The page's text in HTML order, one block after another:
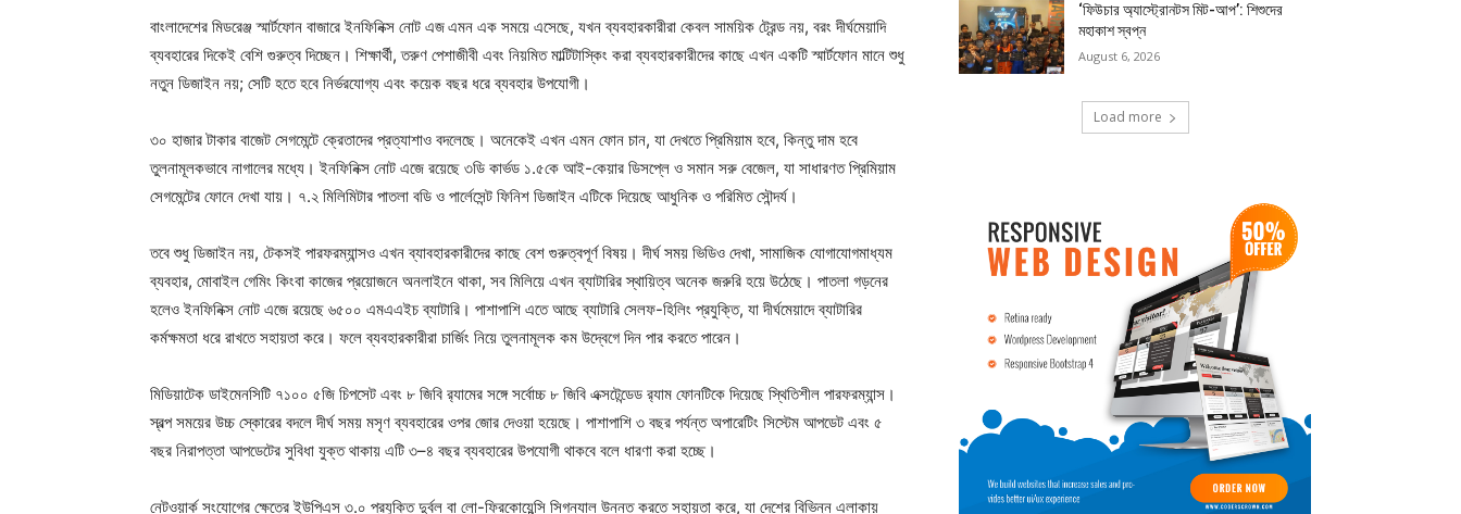
বাংলাদেশের মিডরেঞ্জ স্মার্টফোন বাজারে ইনফিনিক্স নোট এজএমন এক সময়ে এসেছে, যখন ব্যবহারকারীরা কেবল সাময়িক ট্রেন্ড নয়, বরং দীর্ঘমেয়াদি
ব্যবহারের দিকেই বেশি গুরুত্ব দিচ্ছেন। শিক্ষার্থী, তরুণ পেশাজীবী এবং নিয়মিত মাল্টিটাস্কিং করা ব্যবহারকারীদের কাছে এখন একটি স্মার্টফোন মানে শুধু
নতুন ডিজাইন নয়; সেটি হতে হবে নির্ভরযোগ্য এবং কয়েক বছর ধরে ব্যবহার উপযোগী।
৩০ হাজার টাকার বাজেট সেগমেন্টে ক্রেতাদের প্রত্যাশাও বদলেছে। অনেকেই এখন এমন ফোন চান, যা দেখতে প্রিমিয়াম হবে, কিন্তু দাম হবে
তুলনামূলকভাবে নাগালের মধ্যে। ইনফিনিক্স নোট এজে রয়েছে ৩ডি কার্ভড ১.৫কে আই-কেয়ার ডিসপ্লে ও সমান সরু বেজেল, যা সাধারণত প্রিমিয়াম
সেগমেন্টের ফোনে দেখা যায়। ৭.২ মিলিমিটার পাতলা বডি ও পার্লেসেন্ট ফিনিশ ডিজাইন এটিকে দিয়েছে আধুনিক ও পরিমিত সৌন্দর্য।
তবে শুধু ডিজাইন নয়, টেকসই পারফরম্যান্সও এখন ব্যাবহারকারীদের কাছে বেশ গুরুত্বপূর্ণ বিষয়। দীর্ঘ সময় ভিডিও দেখা, সামাজিক যোগাযোগমাধ্যম
ব্যবহার, মোবাইল গেমিং কিংবা কাজের প্রয়োজনে অনলাইনে থাকা, সব মিলিয়ে এখন ব্যাটারির স্থায়িত্ব অনেক জরুরি হয়ে উঠেছে। পাতলা গড়নের
হলেও ইনফিনিক্স নোট এজে রয়েছে ৬৫০০ এমএএইচ ব্যাটারি। পাশাপাশি এতে আছে ব্যাটারি সেলফ-হিলিং প্রযুক্তি, যা দীর্ঘমেয়াদে ব্যাটারির
কর্মক্ষমতা ধরে রাখতে সহায়তা করে। ফলে ব্যবহারকারীরা চার্জিং নিয়ে তুলনামূলক কম উদ্বেগে দিন পার করতে পারেন।
মিডিয়াটেক ডাইমেনসিটি ৭১০০ ৫জি চিপসেট এবং ৮ জিবি র‍্যামের সঙ্গে সর্বোচ্চ ৮ জিবি এক্সটেন্ডেড র‍্যাম ফোনটিকে দিয়েছে স্থিতিশীল পারফরম্যান্স।
স্বল্প সময়ের উচ্চ স্কোরের বদলে দীর্ঘ সময় মসৃণ ব্যবহারের ওপর জোর দেওয়া হয়েছে। পাশাপাশি ৩ বছর পর্যন্ত অপারেটিং সিস্টেম আপডেট এবং ৫
বছর নিরাপত্তা আপডেটের সুবিধা যুক্ত থাকায় এটি ৩–৪ বছর ব্যবহারের উপযোগী থাকবে বলে ধারণা করা হচ্ছে।
নেটওয়ার্ক সংযোগের ক্ষেত্রে ইউপিএস ৩.০ প্রযুক্তি দুর্বল বা লো-ফ্রিকোয়েন্সি সিগন্যাল উন্নত করতে সহায়তা করে, যা দেশের বিভিন্ন এলাকায়
‘ফিউচার অ্যাস্ট্রোনটস মিট-আপ’: শিশুদের
মহাকাশ স্বপ্ন
August 6, 2026
Load more